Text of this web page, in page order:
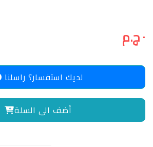
٠ ج.م
لديك استفسار؟ راسلنا
أضف الى السلة